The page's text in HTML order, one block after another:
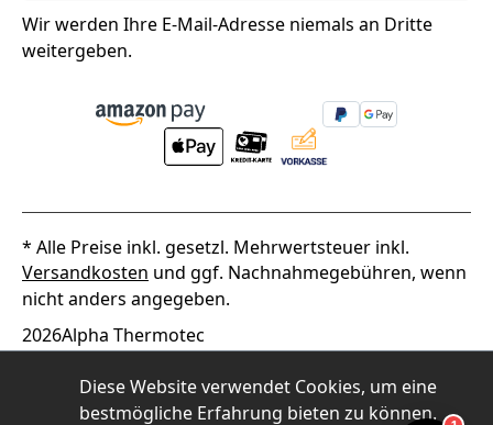
Wir werden Ihre E-Mail-Adresse niemals an Dritte
weitergeben.
* Alle Preise inkl. gesetzl. Mehrwertsteuer inkl.
Versandkosten und ggf. Nachnahmegebühren, wenn
nicht anders angegeben.
2026Alpha Thermotec
Diese Website verwendet Cookies, um eine
bestmögliche Erfahrung bieten zu können.